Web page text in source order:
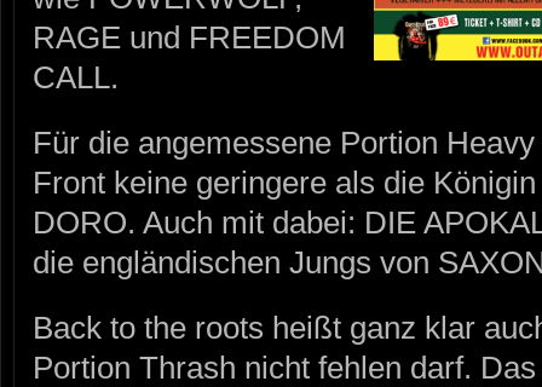
RAGE und FREEDOM
CALL.
Für die angemessene Portion
Front keine geringere als die
DORO. Auch mit dabei: DIE
die engländischen Jungs von
Back to the roots heißt ganz klar
Portion Thrash nicht fehlen darf.